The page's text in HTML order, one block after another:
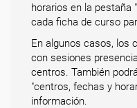
horarios en la pestaña
cada ficha de curso
En algunos casos, los
con sesiones
centros. También
"centros, fechas y
información.